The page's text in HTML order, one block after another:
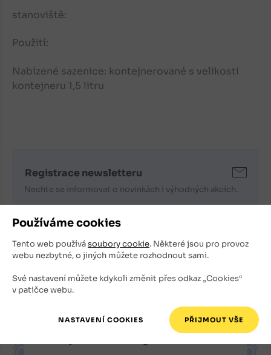
Používáme cookies
Tento web používásoubory cookie. Některé jsou pro provoz
webu nezbytné, o jiných můžete rozhodnout sami.
Své nastavení můžete kdykoli změnit přes odkaz „Cookies“
v patičce webu.
stanoviště:
Použití:
Nabízené sazenice: kontejnerované s velikostí
kontejneru 1,5 litru
Registrace newsletteru
Nechte se informovat o novinkách i výhodných akcích.
Souhlasím s tím, že můj e-mail bude použit k zasílání
newsletteru.
Specializujeme se na staré